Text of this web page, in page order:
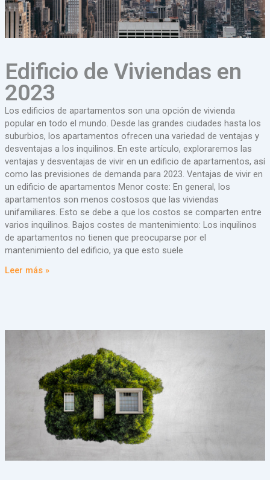
Edificio de Viviendas en
2023
Los edificios de apartamentos son una opción de vivienda
popular en todo el mundo. Desde las grandes ciudades hasta los
suburbios, los apartamentos ofrecen una variedad de ventajas y
desventajas a los inquilinos. En este artículo, exploraremos las
ventajas y desventajas de vivir en un edificio de apartamentos, así
como las previsiones de demanda para 2023. Ventajas de vivir en
un edificio de apartamentos Menor coste: En general, los
apartamentos son menos costosos que las viviendas
unifamiliares. Esto se debe a que los costos se comparten entre
varios inquilinos. Bajos costes de mantenimiento: Los inquilinos
de apartamentos no tienen que preocuparse por el
mantenimiento del edificio, ya que esto suele
Leer más »